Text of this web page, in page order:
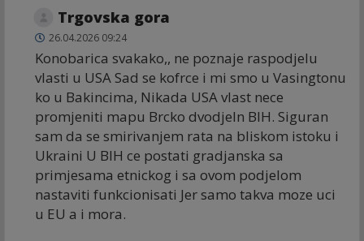
Trgovska gora
26.04.2026 09:24
Konobarica svakako,, ne poznaje raspodjelu
vlasti u USA Sad se kofrce i mi smo u Vasingtonu
ko u Bakincima, Nikada USA vlast nece
promjeniti mapu Brcko dvodjeln BIH. Siguran
sam da se smirivanjem rata na bliskom istoku i
Ukraini U BIH ce postati gradjanska sa
primjesama etnickog i sa ovom podjelom
nastaviti funkcionisati Jer samo takva moze uci
u EU a i mora.